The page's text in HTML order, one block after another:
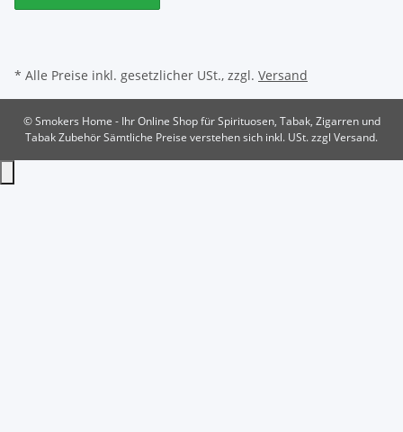
* Alle Preise inkl. gesetzlicher USt., zzgl. Versand
© Smokers Home - Ihr Online Shop für Spirituosen, Tabak, Zigarren und
Tabak ZubehörSämtliche Preise verstehen sich inkl. USt. zzgl Versand.